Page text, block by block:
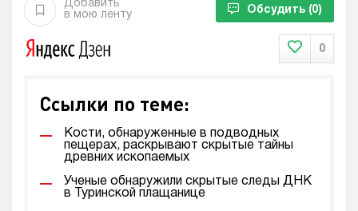
Добавить
в мою ленту
Обсудить (0)
0
Ссылки по теме:
Кости, обнаруженные в подводных
пещерах, раскрывают скрытые тайны
древних ископаемых
Ученые обнаружили скрытые следы ДНК
в Туринской плащанице